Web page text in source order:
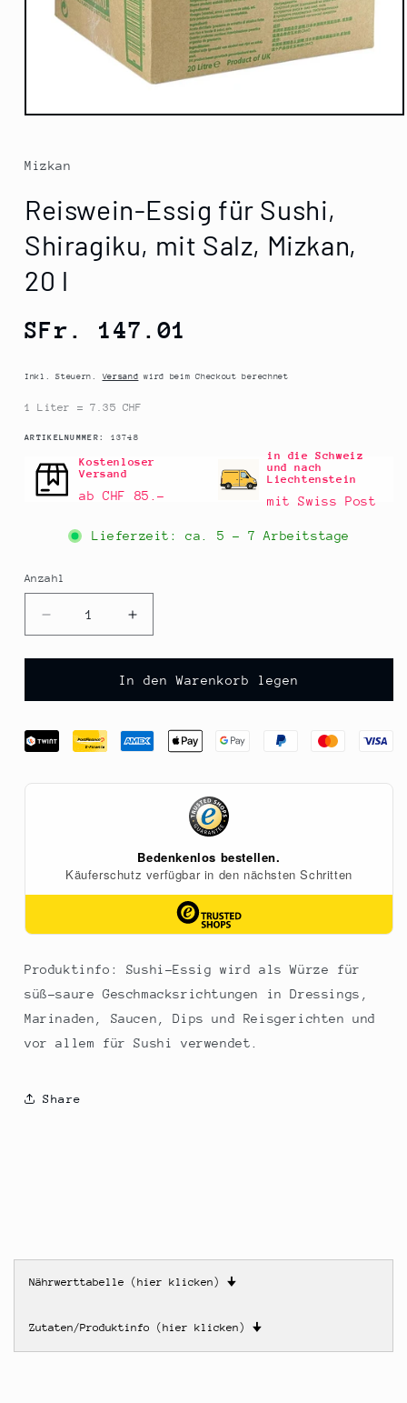
Medien
Modal
öffnen
Mizkan
Reiswein-Essig für Sushi,
Shiragiku, mit Salz, Mizkan,
20 l
Normaler
SFr. 147.01
Inkl. Steuern.Versand wird beim Checkout berechnet
1 Liter = 7.35 CHF
ARTIKELNUMMER: SKU:
13748
Kostenloser
Versand
ab CHF 85.–
in die Schweiz
und nach
Liechtenstein
mit Swiss Post
Lieferzeit: ca. 5 - 7 Arbeitstage
Anzahl
Anzahl
Verringere
die
Menge
Reiswein-
für
Sushi,
Erhöhe
die
Menge
für
Reiswein-
für
Sushi,
20
l
In den Warenkorb legen
Produktinfo: Sushi-Essig wird als Würze für
süß-saure Geschmacksrichtungen in Dressings,
Marinaden, Saucen, Dips und Reisgerichten und
vor allem für Sushi verwendet.
Share
Nährwerttabelle (hier klicken) 🠋
Zutaten/Produktinfo (hier klicken) 🠋